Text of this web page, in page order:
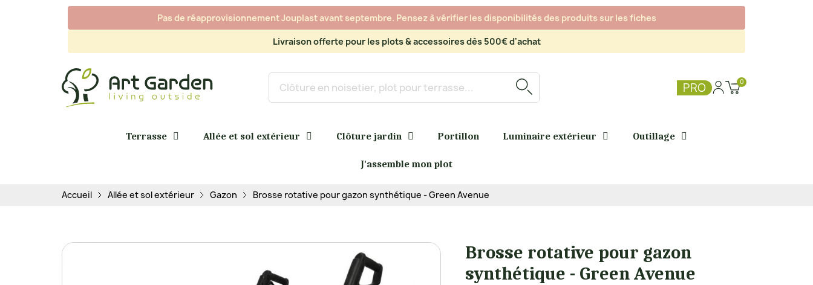
Pas de réapprovisionnement Jouplast avant septembre. Pensez à vérifier les disponibilités des produits sur les fiches
Livraison offerte pour les plots & accessoires dès 500€ d'achat
PRO
Terrasse Allée et sol extérieur Clôture jardin Portillon Luminaire extérieur Outillage
J'assemble mon plot
Accueil Allée et sol extérieur Gazon Brosse rotative pour gazon synthétique - Green Avenue
Brosse rotative pour gazon
synthétique - Green Avenue